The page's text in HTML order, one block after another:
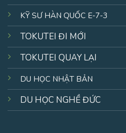
KỸ SƯ HÀN QUỐC E-7-3
TOKUTEI ĐI MỚI
TOKUTEI QUAY LẠI
DU HỌC NHẬT BẢN
DU HỌC NGHỀ ĐỨC